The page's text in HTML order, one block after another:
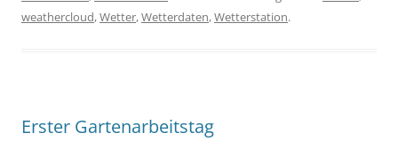
weathercloud,Wetter,Wetterdaten,Wetterstation.
Erster Gartenarbeitstag